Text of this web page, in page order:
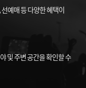
예매 등 다양한 혜택이
및 주변 공간을 확인할 수